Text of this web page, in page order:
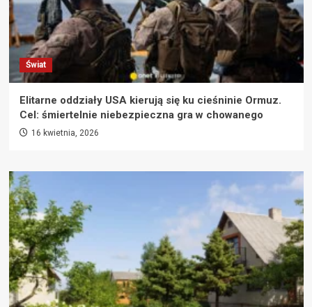
Świat
Elitarne oddziały USA kierują się ku cieśninie Ormuz.
Cel: śmiertelnie niebezpieczna gra w chowanego
16 kwietnia, 2026